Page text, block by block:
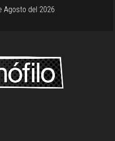
Agosto del 2026